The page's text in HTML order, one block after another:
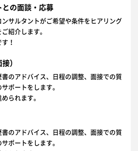
との面談・応募
サルタントがご希望や条件をヒアリング
紹介します。
！
）
のアドバイス、日程の調整、面接での質
ポートをします。
られます。
のアドバイス、日程の調整、面接での質
ポートをします。